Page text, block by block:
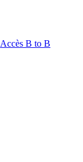
Accès B to B